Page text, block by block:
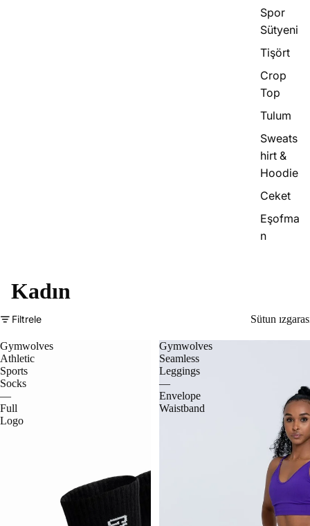
Spor
Sütyeni
Tişört
Crop
Top
Tulum
Sweats
hirt &
Hoodie
Ceket
Eşofma
n
Kadın
Filtrele Sütun
Gymwolves
Athletic
Sports
Socks
—
Full
Logo
Gymwolves
Seamless
Leggings
—
Envelope
Waistband